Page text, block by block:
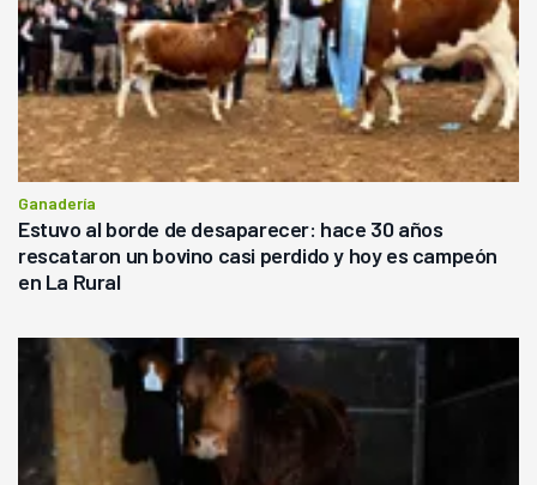
Ganadería
Estuvo al borde de desaparecer: hace 30 años
rescataron un bovino casi perdido y hoy es campeón
en La Rural